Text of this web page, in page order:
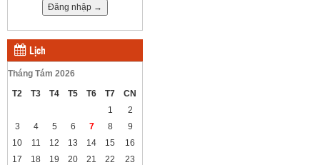
Lịch
Tháng Tám 2026
T2
T3 T4 T5 T6 T7
CN
1
2
3
4 5 6 7 8
9
10
11 12 13 14 15
16
17
18 19 20 21 22
23